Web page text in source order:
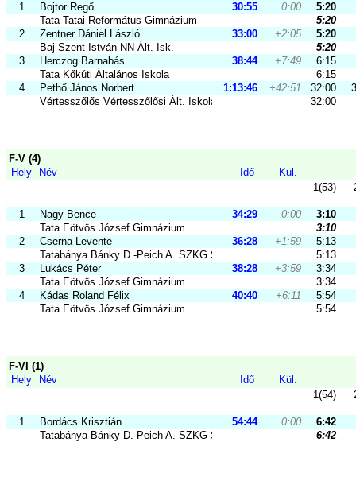
1 Bojtor Regő 30:55 0:00
5:20
Tata Tatai Református Gimnázium
5:20
2
Zentner Dániel László 33:00 +2:05
5:20
Baj Szent István NN Ált. Isk.
5:20
3
Herczog Barnabás 38:44 +7:49
6:15
Tata Kőkúti Általános Iskola
6:15
4
Pethő János Norbert 1:13:46 +42:51 32:00
Vértesszőlős Vértesszőlősi Ált. Iskola
32:00
F-V (4)
Hely
Név Idő
Kül.
1(53)
1 Nagy Bence 34:29 0:00
3:10
Tata Eötvös József Gimnázium
3:10
2
Cserna Levente 36:28 +1:59
5:13
Tatabánya Bánky D.-Peich A. SZKG SZKI
5:13
3
Lukács Péter 38:28 +3:59
3:34
Tata Eötvös József Gimnázium
3:34
4
Kádas Roland Félix 40:40 +6:11
5:54
Tata Eötvös József Gimnázium
5:54
F-VI (1)
Hely
Név Idő
Kül.
1(54)
1 Bordács Krisztián 54:44 0:00
6:42
Tatabánya Bánky D.-Peich A. SZKG SZKI
6:42